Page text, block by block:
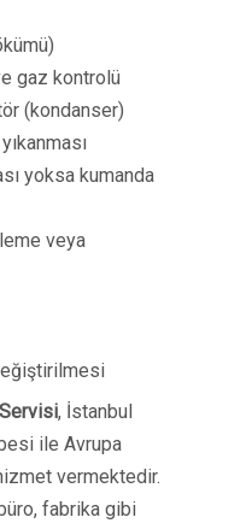
gaz kontrolü
(kondanser)
yoksa kumanda
veya
, İstanbul
ile Avrupa
vermektedir.
fabrika gibi